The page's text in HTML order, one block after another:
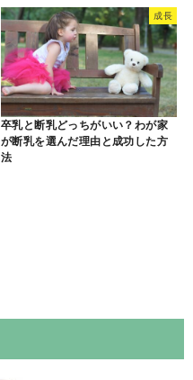
成長
卒乳と断乳どっちがいい？わが家
が断乳を選んだ理由と成功した方
法